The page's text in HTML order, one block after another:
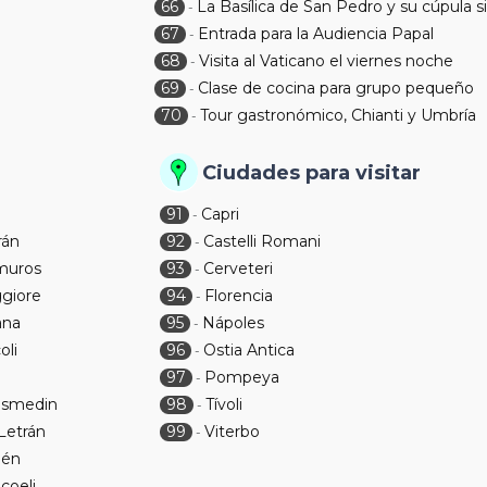
66 - La Basílica de San Pedro y su cúpula
67
- Entrada para la Audiencia Papal
68
-Visita al Vaticano el viernes noche
69
- Clase de cocina para grupo pequeño
70
- Tour gastronómico, Chianti y Umbría
Ciudades para visitar
91 - Capri
92 - Castelli Romani
93
- Cerveteri
94 - Florencia
95 - Nápoles
96 - Ostia Antica
97
- Pompeya
98
- Tívoli
99
-Viterbo